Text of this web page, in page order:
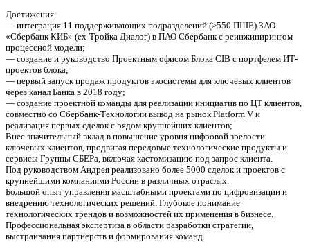
Достижения:
— интеграция 11 поддерживающих подразделений (>550 ПШЕ) ЗАО
«Сбербанк КИБ» (ex-Тройка Диалог) в ПАО Сбербанк с реинжинирингом
процессной модели;
— создание и руководство Проектным офисом Блока CIB с портфелем ИТ-
проектов блока;
— первый запуск продаж продуктов экосистемы для ключевых клиентов
через канал Банка в 2018 году;
— создание проектной команды для реализации инициатив по ЦТ клиентов,
совместно со Сбербанк-Технологии вывод на рынок Platform V и
реализация первых сделок с рядом крупнейших клиентов;
Внес значительный вклад в повышение уровня цифровой зрелости
ключевых клиентов, продвигая передовые технологические продукты и
сервисы Группы СБЕРа, включая кастомизацию под запрос клиента.
Под руководством Андрея реализовано более 5000 сделок и проектов с
крупнейшими компаниями России в различных отраслях.
Большой опыт управления масштабными проектами по цифровизации и
внедрению технологических решений. Глубокое понимание
технологических трендов и возможностей их применения в бизнесе.
Профессиональная экспертиза в области разработки стратегии,
выстраивания партнёрств и формирования команд.